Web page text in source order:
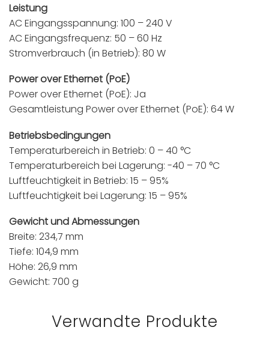
Leistung
AC Eingangsspannung: 100 – 240 V
AC Eingangsfrequenz: 50 – 60 Hz
Stromverbrauch (in Betrieb): 80 W
Power over Ethernet (PoE)
Power over Ethernet (PoE): Ja
Gesamtleistung Power over Ethernet (PoE): 64 W
Betriebsbedingungen
Temperaturbereich in Betrieb: 0 – 40 °C
Temperaturbereich bei Lagerung: -40 – 70 °C
Luftfeuchtigkeit in Betrieb: 15 – 95%
Luftfeuchtigkeit bei Lagerung: 15 – 95%
Gewicht und Abmessungen
Breite: 234,7 mm
Tiefe: 104,9 mm
Höhe: 26,9 mm
Gewicht: 700 g
Verwandte Produkte